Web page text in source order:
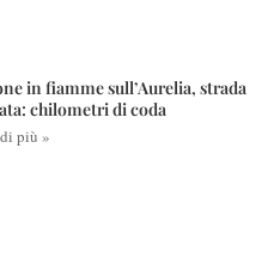
in fiamme sull’Aurelia, strada
chilometri di coda
più »